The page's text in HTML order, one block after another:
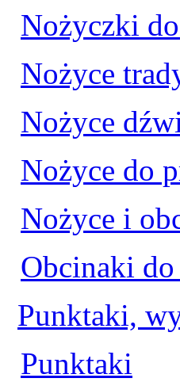
Nożyczki
Nożyce
Nożyce
Nożyce do
Nożyce i
Obcinaki
Punktaki,
Punktaki